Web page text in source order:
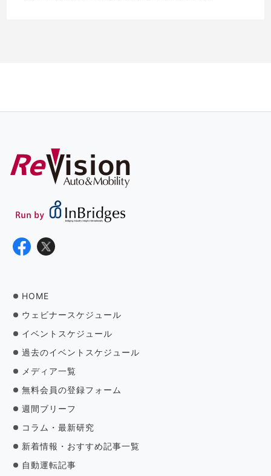
HOME
ウェビナースケジュール
イベントスケジュール
過去のイベントスケジュール
メディア一覧
無料会員の登録フォーム
週間ブリーフ
コラム・最新研究
新着情報・おすすめ記事一覧
自動運転記事